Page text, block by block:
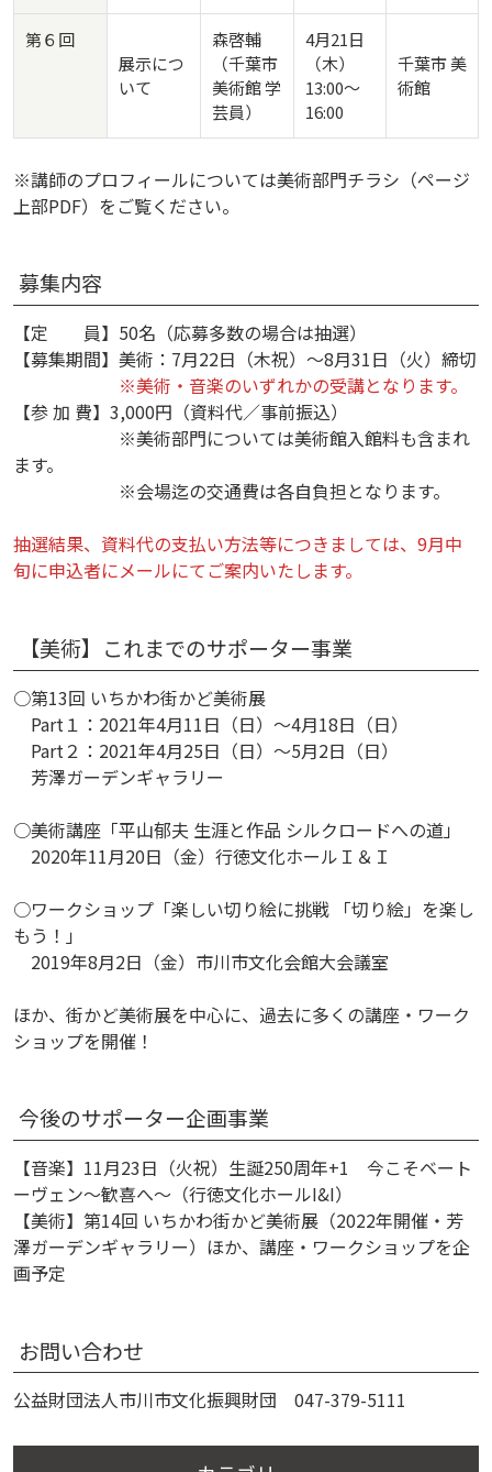
第６回
展示につ
いて
森啓輔
（千葉市
美術館 学
芸員）
4月21日
（木）
13:00～
16:00
千葉市 美
術館
※講師のプロフィールについては美術部門チラシ（ページ
上部PDF）をご覧ください。
募集内容
【定 員】50名（応募多数の場合は抽選）
【募集期間】美術：7月22日（木祝）～8月31日（火）締切
※美術・音楽のいずれかの受講となります。
【参 加 費】3,000円（資料代／事前振込）
※美術部門については美術館入館料も含まれ
ます。
※会場迄の交通費は各自負担となります。
抽選結果、資料代の支払い方法等につきましては、9月中
旬に申込者にメールにてご案内いたします。
【美術】これまでのサポーター事業
○第13回 いちかわ街かど美術展
Part１：2021年4月11日（日）～4月18日（日）
Part２：2021年4月25日（日）～5月2日（日）
芳澤ガーデンギャラリー
○美術講座「平山郁夫 生涯と作品 シルクロードへの道」
2020年11月20日（金）行徳文化ホールＩ＆Ｉ
○ワークショップ「楽しい切り絵に挑戦 「切り絵」を楽し
もう！」
2019年8月2日（金）市川市文化会館大会議室
ほか、街かど美術展を中心に、過去に多くの講座・ワーク
ショップを開催！
今後のサポーター企画事業
【音楽】11月23日（火祝）生誕250周年+1 今こそベート
ーヴェン～歓喜へ～（行徳文化ホールI&I）
【美術】第14回 いちかわ街かど美術展（2022年開催・芳
澤ガーデンギャラリー）ほか、講座・ワークショップを企
画予定
お問い合わせ
公益財団法人市川市文化振興財団 047-379-5111